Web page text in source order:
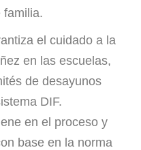
familia.
el cuidado a la
en las escuelas,
de desayunos
DIF.
en el proceso y
base en la norma